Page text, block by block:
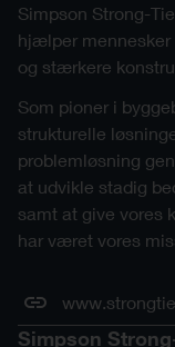
Simpson Strong-
hjælper mennesker
og stærkere
Som pioner i
strukturelle
problemløsning
at udvikle stadig
samt at give vores
har været vores
Simpson